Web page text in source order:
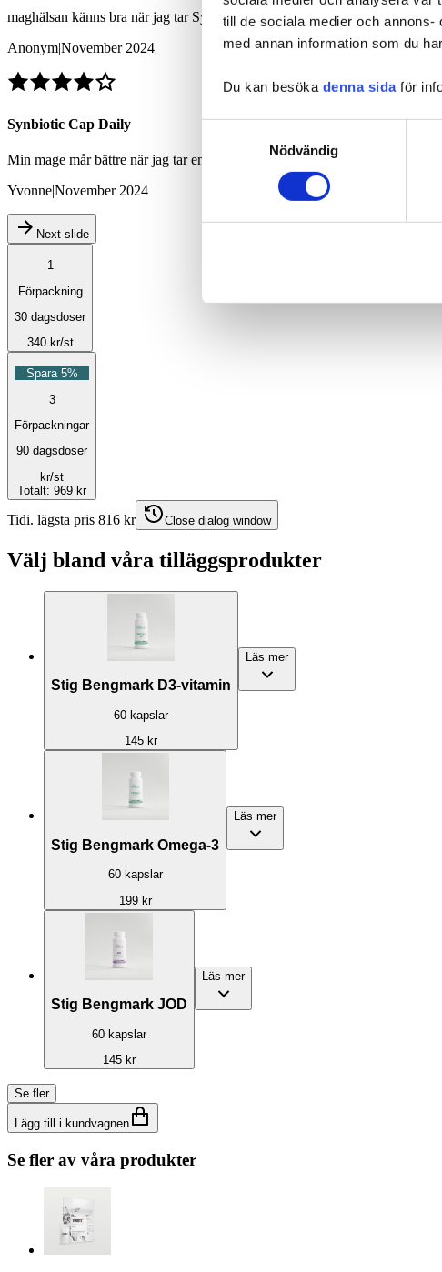
till de sociala medier och
med annan information som du
Du kan besöka denna sidaför
Nödvändig
maghälsan känns bra när jag tar Synbiotik.
Anonym|November 2024
Synbiotic Cap Daily
Min mage mår bättre när jag tar en varje dag.
Yvonne|November 2024
Next slide
1
Förpackning
30 dagsdoser
340 kr/st
Spara 5%
3
Förpackningar
90 dagsdoser
kr/st
Totalt: 969 kr
Tidi. lägsta pris 816 kr Close dialog window
Välj bland våra tilläggsprodukter
Stig Bengmark D3-vitamin
60 kapslar
145 kr
Läs mer
Stig Bengmark Omega-3
60 kapslar
199 kr
Läs mer
Stig Bengmark JOD
60 kapslar
145 kr
Läs mer
Se fler
Lägg till i kundvagnen
Se fler av våra produkter